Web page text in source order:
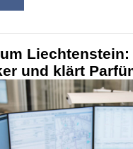
und klärt